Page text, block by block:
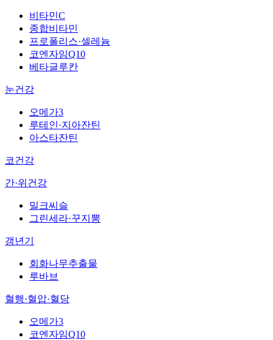
비타민C
종합비타민
프로폴리스·셀레늄
코엔자임Q10
베타글루칸
눈건강
오메가3
루테인·지아잔틴
아스타잔틴
코건강
간·위건강
밀크씨슬
그린세라·꾸지뽕
갱년기
회화나무추출물
루바브
혈행·혈압·혈당
오메가3
코엔자임Q10